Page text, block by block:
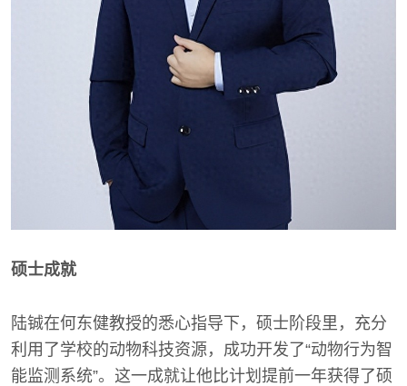
硕士成就
陆铖在何东健教授的悉心指导下，硕士阶段里，充分
利用了学校的动物科技资源，成功开发了“动物行为智
能监测系统”。这一成就让他比计划提前一年获得了硕